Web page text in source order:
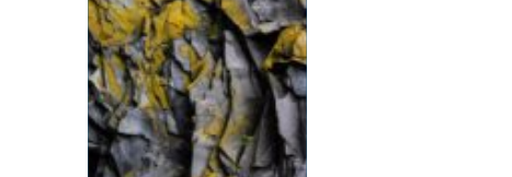
attraktiv. Samtidigt finns
det lokala
förutsättningar att ta
hänsyn till: vind, salt luft,
t...